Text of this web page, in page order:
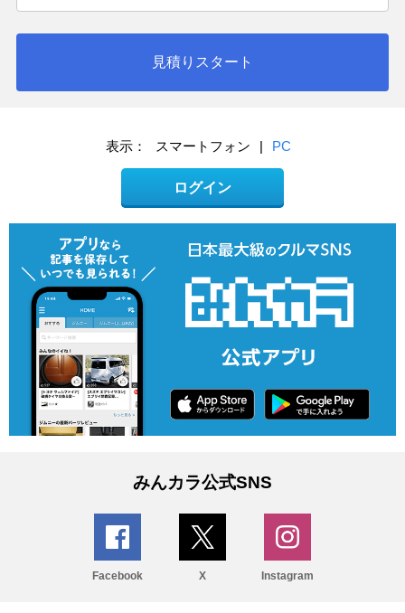
見積りスタート
表示： スマートフォン | PC
ログイン
みんカラ公式SNS
Facebook X Instagram